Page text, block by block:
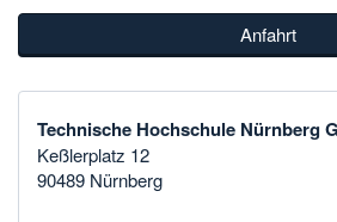
Anfahrt
Technische Hochschule Nürnberg
Keßlerplatz 12
90489 Nürnberg